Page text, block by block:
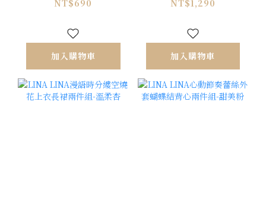
NT$690
加入購物車
NT$1,290
加入購物車